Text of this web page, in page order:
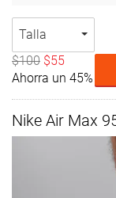
Talla
$100 $55
Ahorra un 45%
Nike Air Max